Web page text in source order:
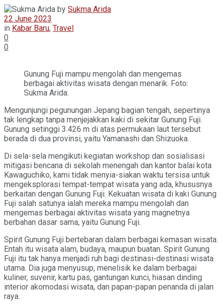
by Sukma Arida
22 June 2023
in Kabar Baru, Travel
0
0
Gunung Fuji mampu mengolah dan mengemas
berbagai aktivitas wisata dengan menarik. Foto:
Sukma Arida.
Mengunjungi pegunungan Jepang bagian tengah, sepertinya
tak lengkap tanpa menjejakkan kaki di sekitar Gunung Fuji.
Gunung setinggi 3.426 m di atas permukaan laut tersebut
berada di dua provinsi, yaitu Yamanashi dan Shizuoka.
Di sela-sela mengikuti kegiatan workshop dan sosialisasi
mitigasi bencana di sekolah menengah dan kantor balai kota
Kawaguchiko, kami tidak menyia-siakan waktu tersisa untuk
mengeksplorasi tempat-tempat wisata yang ada, khususnya
berkaitan dengan Gunung Fuji. Kekuatan wisata di kaki Gunung
Fuji salah satunya ialah mereka mampu mengolah dan
mengemas berbagai aktivitas wisata yang magnetnya
berbahan dasar sama, yaitu Gunung Fuji.
Spirit Gunung Fuji bertebaran dalam berbagai kemasan wisata.
Entah itu wisata alam, budaya, maupun buatan. Spirit Gunung
Fuji itu tak hanya menjadi ruh bagi destinasi-destinasi wisata
utama. Dia juga menyusup, menelisik ke dalam berbagai
kuliner, suvenir, kartu pas, gantungan kunci, hiasan dinding
interior akomodasi wisata, dan papan-papan penanda di jalan
raya.